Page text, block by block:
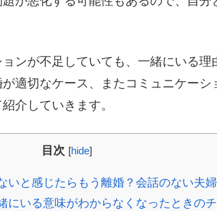
ンが不足していても、一緒にいる理
適切なケース、またコミュニケーシ
介していきます。
目次 [hide]
いと感じたらもう離婚？会話のない夫
にいる意味がわからなくなったときの